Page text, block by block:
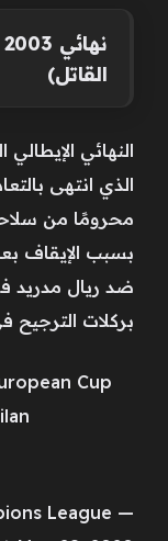
القاتل)
النهائي
محرومًا من
بسبب الإيقاف
ضد ريال مدريد
بركلات الترجيح
Cup
League